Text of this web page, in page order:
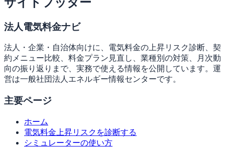
法人電気料金ナビ
法人・企業・自治体向けに、電気料金の上昇リスク診断、契
約メニュー比較、料金プラン見直し、業種別の対策、月次動
向の振り返りまで、実務で使える情報を公開しています。運
営は一般社団法人エネルギー情報センターです。
主要ページ
ホーム
電気料金上昇リスクを診断する
シミュレーターの使い方